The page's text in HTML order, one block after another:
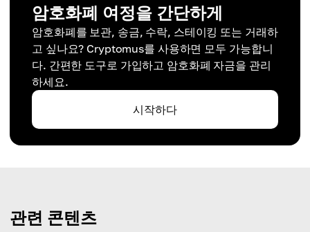
암호화폐 여정을 간단하게
암호화폐를 보관, 송금, 수락, 스테이킹 또는 거래하
고 싶나요? Cryptomus를 사용하면 모두 가능합니
다. 간편한 도구로 가입하고 암호화폐 자금을 관리
하세요.
시작하다
관련 콘텐츠